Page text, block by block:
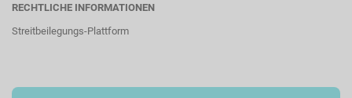
RECHTLICHE INFORMATIONEN
Streitbeilegungs-Plattform